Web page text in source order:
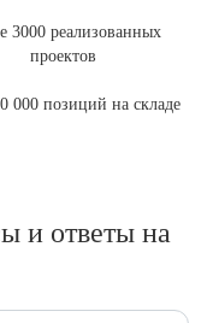
3000 реализованных
проектов
000 позиций на складе
и ответы на